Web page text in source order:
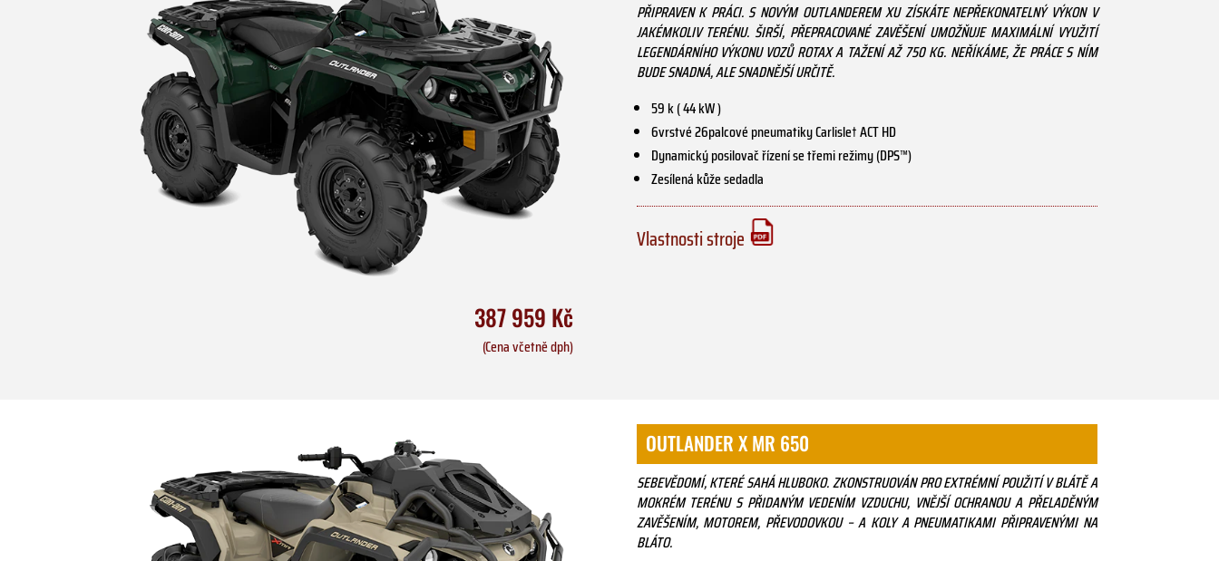
387 959 Kč
(Cena včetně dph)
PŘIPRAVEN K PRÁCI. S NOVÝM OUTLANDEREM XU ZÍSKÁTE NEPŘEKONATELNÝ VÝKON V
JAKÉMKOLIV TERÉNU. ŠIRŠÍ, PŘEPRACOVANÉ ZAVĚŠENÍ UMOŽŇUJE MAXIMÁLNÍ VYUŽITÍ
LEGENDÁRNÍHO VÝKONU VOZŮ ROTAX A TAŽENÍ AŽ 750 KG. NEŘÍKÁME, ŽE PRÁCE S NÍM
BUDE SNADNÁ, ALE SNADNĚJŠÍ URČITĚ.
59 k ( 44 kW )
6vrstvé 26palcové pneumatiky Carlisle† ACT HD
Dynamický posilovač řízení se třemi režimy (DPS™)
Zesílená kůže sedadla
Vlastnosti stroje
OUTLANDER X MR 650
SEBEVĚDOMÍ, KTERÉ SAHÁ HLUBOKO. ZKONSTRUOVÁN PRO EXTRÉMNÍ POUŽITÍ V BLÁTĚ A
MOKRÉM TERÉNU S PŘIDANÝM VEDENÍM VZDUCHU, VNĚJŠÍ OCHRANOU A PŘELADĚNÝM
ZAVĚŠENÍM, MOTOREM, PŘEVODOVKOU – A KOLY A PNEUMATIKAMI PŘIPRAVENÝMI NA
BLÁTO.